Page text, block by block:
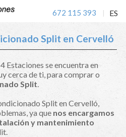
672 115 393 ES
Split en Cervelló
Estaciones se encuentra en
cerca de ti, para comprar o
Split.
Split en Cervelló,
ya que nos encargamos
y mantenimiento